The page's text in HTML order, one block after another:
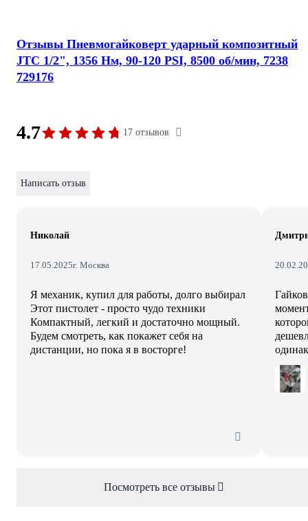
Отзывы Пневмогайковерт ударный композитный
JTC 1/2", 1356 Нм, 90-120 PSI, 8500 об/мин, 7238
729176
4.7 17 отзывов
Написать отзыв
Николай
17.05.2025г. Москва
Я механик, купил для работы, долго выбирал
Этот пистолет - просто чудо техники
Компактный, легкий и достаточно мощный.
Будем смотреть, как покажет себя на
дистанции, но пока я в восторге!
Посмотреть все отзывы